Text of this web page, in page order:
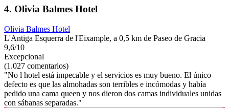
4. Olivia Balmes Hotel
Olivia Balmes Hotel
L'Antiga Esquerra de l'Eixample, a 0,5 km de Paseo de Gracia
9,6/10
Excepcional
(1.027 comentarios)
"No l hotel está impecable y el servicios es muy bueno. El único
defecto es que las almohadas son terribles e incómodas y había
pedido una cama queen y nos dieron dos camas individuales unidas
con sábanas separadas."